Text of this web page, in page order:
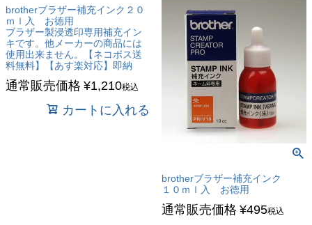
brotherブラザー補充インク２０
ｍｌ入 お徳用
ブラザー製浸透印専用補充イン
キです。他メーカーの商品には
使用出来ません。【ネコポス送
料無料】【あす楽対応】即納
通常販売価格 ¥1,210税込
カートに入れる
brotherブラザー補充インク
１０ｍｌ入 お徳用
通常販売価格 ¥495税込